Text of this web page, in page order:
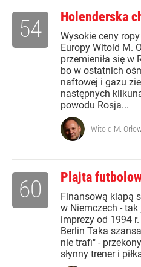
Holenderska
Wysokie ceny
Europy Witold M.
przemieniła się w
bo w ostatnich
naftowej i gazu
następnych
powodu Rosja...
54
Witold M.
Plajta
Finansową klapą
w Niemczech -
imprezy od 1994
Berlin Taka
nie trafi" -
słynny trener i
60